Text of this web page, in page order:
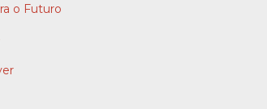
o Futuro